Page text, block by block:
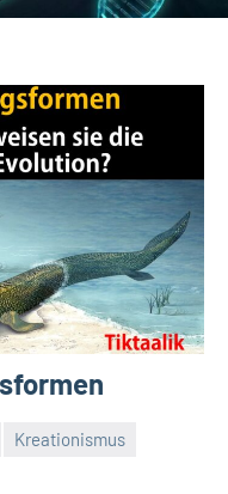
Kreationismus